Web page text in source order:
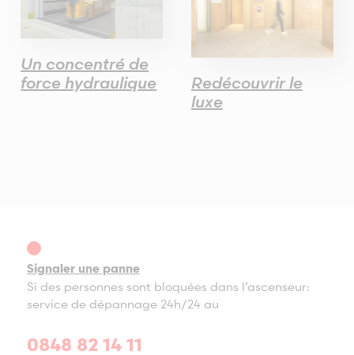
Un concentré de
force hydraulique
Redécouvrir le
luxe
Signaler une panne
Si des personnes sont bloquées dans l’ascenseur:
service de dépannage 24h/24 au
0848 82 14 11